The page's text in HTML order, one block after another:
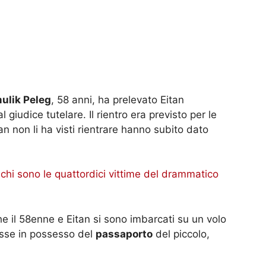
Peleg, 58 anni, ha prelevato Eitan
giudice tutelare. Il rientro era previsto per le
non li ha visti rientrare hanno subito dato
sono le quattordici vittime del drammatico
il 58enne e Eitan si sono imbarcati su un volo
in possesso del passaporto del piccolo,